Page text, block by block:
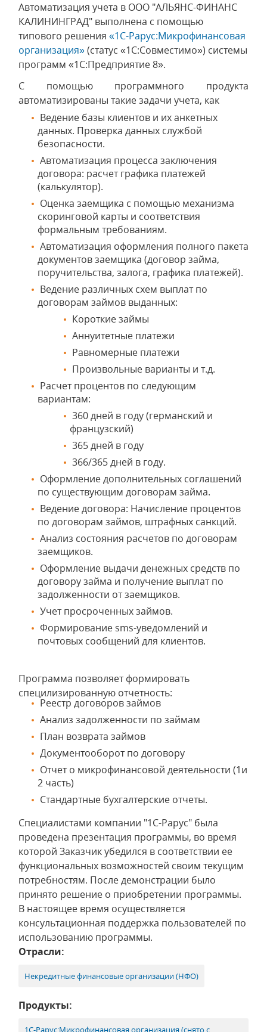
Автоматизация учета в ООО "АЛЬЯНС-ФИНАНС
КАЛИНИНГРАД" выполнена с помощью
типового решения «1С-Рарус:Микрофинансовая
организация»(статус «1С:Совместимо») системы
программ «1С:Предприятие 8».
С помощью программного продукта
автоматизированы такие задачи учета, как
Ведение базы клиентов и их анкетных
данных. Проверка данных службой
безопасности.
Автоматизация процесса заключения
договора: расчет графика платежей
(калькулятор).
Оценка заемщика с помощью механизма
скоринговой карты и соответствия
формальным требованиям.
Автоматизация оформления полного пакета
документов заемщика (договор займа,
поручительства, залога, графика платежей).
Ведение различных схем выплат по
договорам займов выданных:
Короткие займы
Аннуитетные платежи
Равномерные платежи
Произвольные варианты и т.д.
Расчет процентов по следующим
вариантам:
360 дней в году (германский и
французcкий)
365 дней в году
366/365 дней в году.
Оформление дополнительных соглашений
по существующим договорам займа.
Ведение договора: Начисление процентов
по договорам займов, штрафных санкций.
Анализ состояния расчетов по договорам
заемщиков.
Оформление выдачи денежных средств по
договору займа и получение выплат по
задолженности от заемщиков.
Учет просроченных займов.
Формирование sms-уведомлений и
почтовых сообщений для клиентов.
Программа позволяет формировать
специлизированную отчетность:
Реестр договоров займов
Анализ задолженности по займам
План возврата займов
Документооборот по договору
Отчет о микрофинансовой деятельности (1и
2 часть)
Стандартные бухгалтерские отчеты.
Специалистами компании "1С-Рарус" была
проведена презентация программы, во время
которой Заказчик убедился в соответствии ее
функциональных возможностей своим текущим
потребностям. После демонстрации было
принято решение о приобретении программы.
В настоящее время осуществляется
консультационная поддержка пользователей по
использованию программы.
Отрасли:
Некредитные финансовые организации (НФО)
Продукты:
1С-Рарус:Микрофинансовая организация (снято с